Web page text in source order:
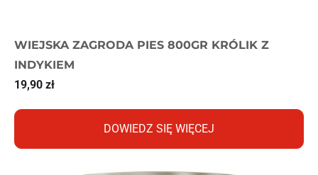
WIEJSKA ZAGRODA PIES 800GR KRÓLIK Z
INDYKIEM
19,90 zł
DOWIEDZ SIĘ WIĘCEJ